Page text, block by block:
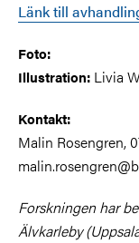
Länk till
Foto:
Illustration: Livia
Kontakt:
Malin Rosengren,
Forskningen har
Älvkarleby